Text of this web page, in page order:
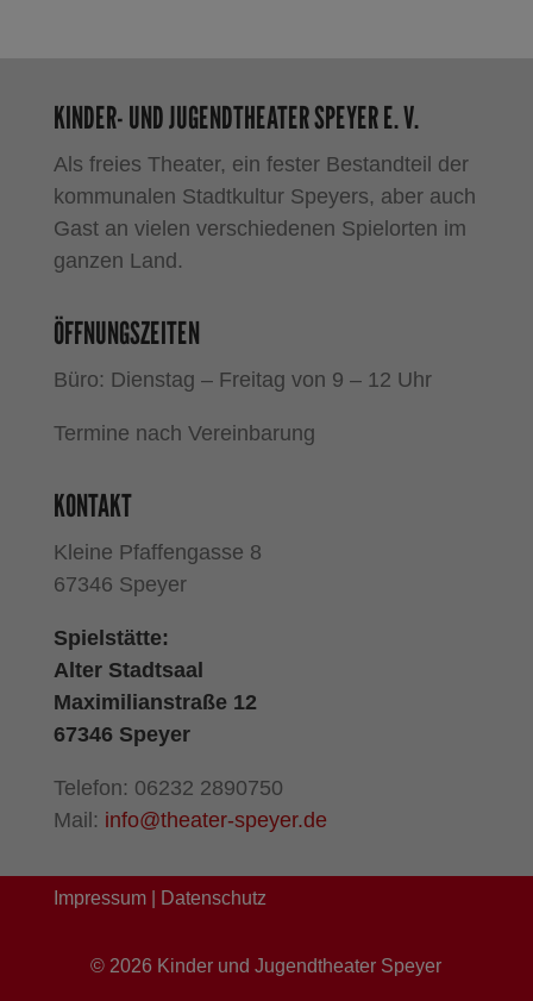
KINDER- UND JUGENDTHEATER SPEYER E. V.
Als freies Theater, ein fester Bestandteil der
kommunalen Stadtkultur Speyers, aber auch
Gast an vielen verschiedenen Spielorten im
ganzen Land.
ÖFFNUNGSZEITEN
Büro: Dienstag – Freitag von 9 – 12 Uhr
Termine nach Vereinbarung
KONTAKT
Kleine Pfaffengasse 8
67346 Speyer
Spielstätte:
Alter Stadtsaal
Maximilianstraße 12
67346 Speyer
Telefon: 06232 2890750
Mail: info@theater-speyer.de
Impressum| Datenschutz
© 2026 Kinder und Jugendtheater Speyer